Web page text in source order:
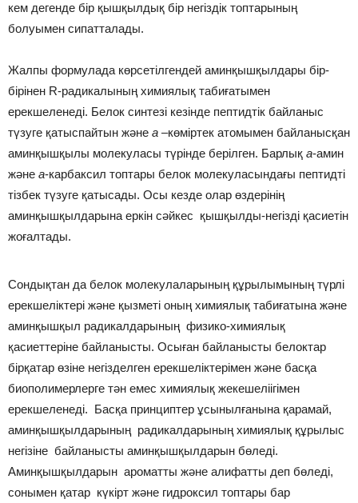
кем дегенде бір қышқылдық бір негіздік топтарының
болуымен сипатталады.
Жалпы формулада көрсетілгендей аминқышқылдары бір-
бірінен R-радикалының химиялық табиғатымен
ерекшеленеді. Белок синтезі кезінде пептидтік байланыс
түзуге қатыспайтын және а –көміртек атомымен байланысқан
аминқышқылы молекуласы түрінде берілген. Барлық а-амин
және а-карбаксил топтары белок молекуласындағы пептидті
тізбек түзуге қатысады. Осы кезде олар өздерінің
аминқышқылдарына еркін сәйкес қышқылды-негізді қасиетін
жоғалтады.
Сондықтан да белок молекулаларының құрылымының түрлі
ерекшеліктері және қызметі оның химиялық табиғатына және
аминқышқыл радикалдарының физико-химиялық
қасиеттеріне байланысты. Осыған байланысты белоктар
бірқатар өзіне негізделген ерекшеліктерімен және басқа
биополимерлерге тән емес химиялық жекешеліігімен
ерекшеленеді. Басқа принциптер ұсынылғанына қарамай,
аминқышқылдарының радикалдарының химиялық құрылыс
негізіне байланысты аминқышқылдарын бөледі.
Аминқышқылдарын ароматты және алифатты деп бөледі,
сонымен қатар күкірт және гидроксил топтары бар